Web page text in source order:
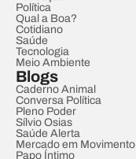
Política
Qual a Boa?
Cotidiano
Saúde
Tecnologia
Meio Ambiente
Blogs
Caderno Animal
Conversa Política
Pleno Poder
Sílvio Osias
Saúde Alerta
Mercado em Movimento
Papo Íntimo